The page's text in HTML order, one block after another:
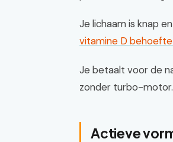
Je lichaam is knap
vitamine D
Je betaalt voor de
zonder turbo-motor.
Actieve